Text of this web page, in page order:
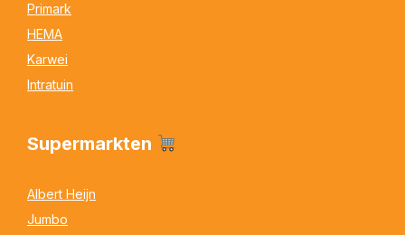
Primark
HEMA
Karwei
Intratuin
Supermarkten
Albert Heijn
Jumbo